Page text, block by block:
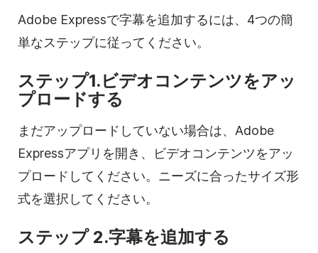
Adobe Expressで字幕を追加するには、4つの簡
単なステップに従ってください。
ステップ1.ビデオコンテンツをアッ
プロードする
まだアップロードしていない場合は、Adobe
Expressアプリを開き、ビデオコンテンツをアッ
プロードしてください。ニーズに合ったサイズ形
式を選択してください。
ステップ 2.字幕を追加する